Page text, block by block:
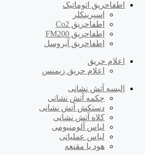
اطفاحریق اتوماتیک
اسپرینکلر
اطفاحریق Co2
اطفاحریق FM200
اطفاحریق آیروسل
اعلام حریق
اعلام حریق زیمنس
البسه آتش نشانی
چکمه آتش نشانی
دستکش آتش نشانی
کلاه آتش نشانی
لباس آلومنیومی
لباس عملیاتی
هود یا مقنعه